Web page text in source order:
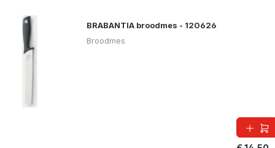
BRABANTIA broodmes - 120626
Broodmes